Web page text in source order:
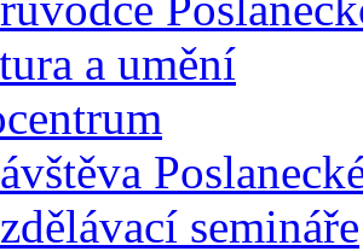
a umění
semináře